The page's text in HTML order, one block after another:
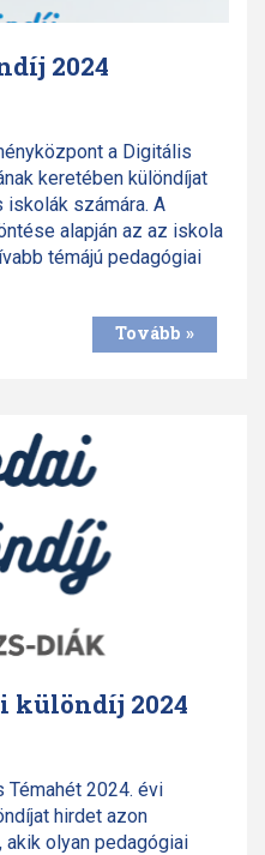
2024
a Digitális
keretében különdíjat
számára. A
alapján az az iskola
témájú pedagógiai
Tovább »
különdíj 2024
Témahét 2024. évi
hirdet azon
olyan pedagógiai